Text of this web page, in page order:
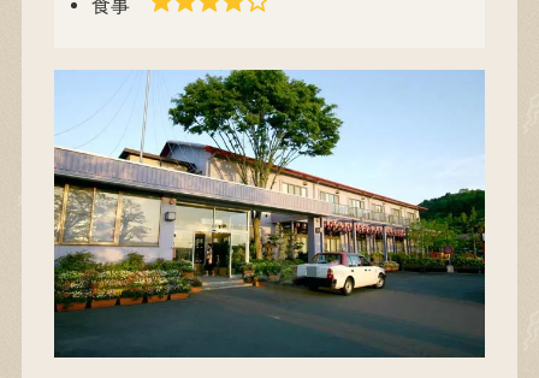
食事